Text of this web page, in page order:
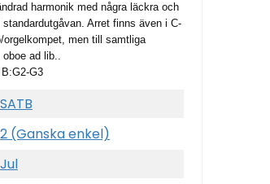
harmonik med några läckra och
Arret finns även i C-
orgelkompet, men till samtliga
ad lib..
G3
SATB
2 (Ganska enkel)
Jul